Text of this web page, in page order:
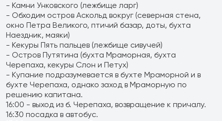
- Камни Унковского (лежбище ларг)
- Обходим остров Аскольд вокруг (северная стена,
окно Петра Великого, птичий базар, доты, бухта
Наездник, маяки)
- Кекуры Пять пальцев (лежбище сивучей)
- Остров Путятина (бухта Мраморная, бухта
Черепаха, кекуры Слон и Петух)
- Купание подразумевается в бухте Мраморной и в
бухте Черепаха, однако заход в Мраморную по
решению капитана.
16:00 - выход из б. Черепаха, возвращение к причалу.
16:30 посадка в автобус.